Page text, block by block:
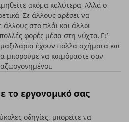
ακόμα καλύτερα. Αλλά ο
Σε άλλους αρέσει να
άλλους στο πλάι και άλλοι
φορές μέσα στη νύχτα. Γι’
έχουν πολλά σχήματα και
μπορούμε να κοιμόμαστε σαν
το εργονομικό σας
οδηγίες, μπορείτε να